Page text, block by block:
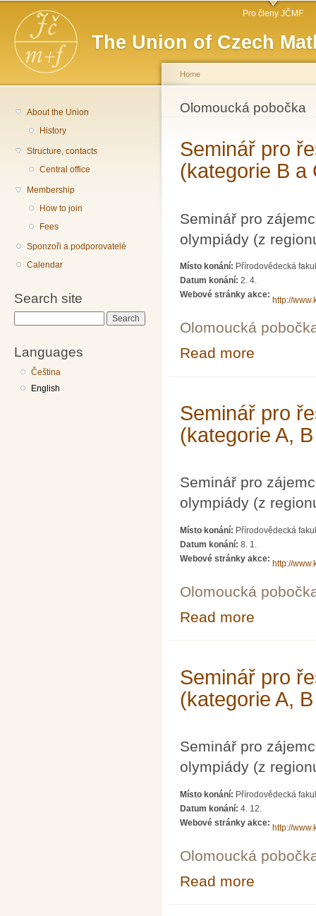
The Union of Czech
Main menu Pro členy JČMF
About the Union
History
Structure, contacts
Central office
Membership
How to join
Fees
Sponzoři a podporovatelé
Calendar
Search site
Languages
Čeština
English
You are here
Home
Olomoucká pobočka
Seminář pro
(kategorie B a
Seminář pro
olympiády (z
Místo konání: Přírodovědecká
Datum konání: 2. 4.
Webové stránky akce:
http://
Olomoucká
Read more
Seminář pro
(kategorie A,
Seminář pro
olympiády (z
Místo konání: Přírodovědecká
Datum konání: 8. 1.
Webové stránky akce:
http://
Olomoucká
Read more
Seminář pro
(kategorie A,
Seminář pro
olympiády (z
Místo konání: Přírodovědecká
Datum konání: 4. 12.
Webové stránky akce:
http://
Olomoucká
Read more